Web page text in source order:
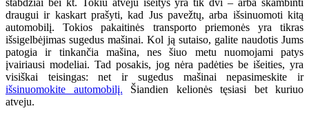
draugui ir kaskart prašyti, kad Jus pavežtų, arba išsinuomoti kitą
automobilį. Tokios pakaitinės transporto priemonės yra tikras
išsigelbėjimas sugedus mašinai. Kol ją sutaiso, galite naudotis Jums
patogia ir tinkančia mašina, nes šiuo metu nuomojami patys
įvairiausi modeliai. Tad posakis, jog nėra padėties be išeities, yra
visiškai teisingas: net ir sugedus mašinai nepasimeskite ir
išsinuomokite automobilį. Šiandien kelionės tęsiasi bet kuriuo
atveju.